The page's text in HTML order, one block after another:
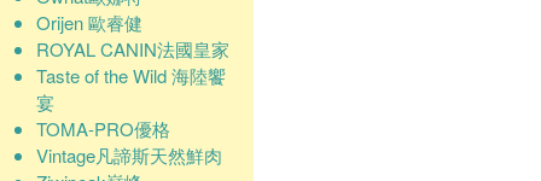
Orijen 歐睿健
ROYAL CANIN法國皇家
Taste of the Wild 海陸饗
宴
TOMA-PRO優格
Vintage凡諦斯天然鮮肉